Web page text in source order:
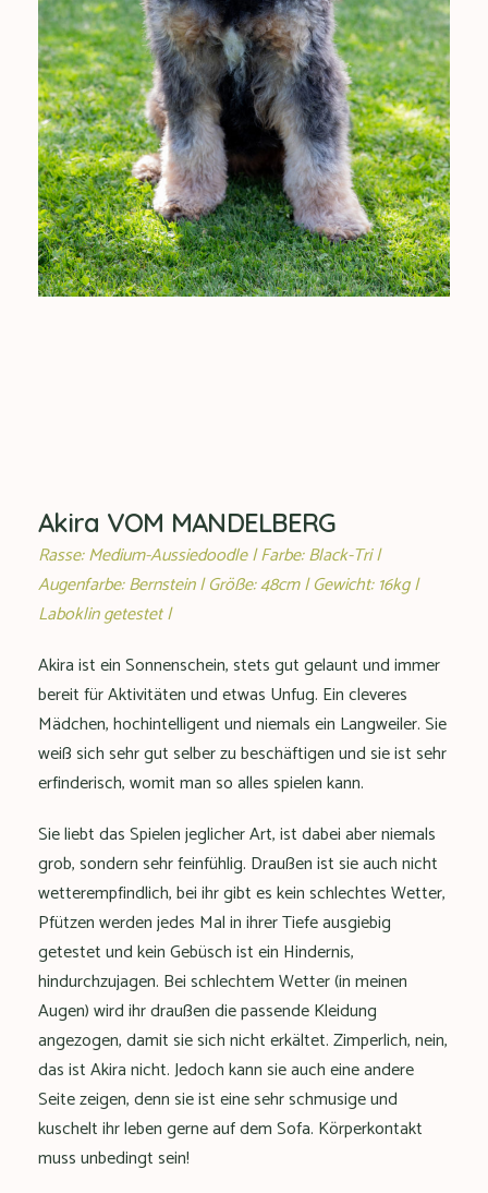
Akira VOM MANDELBERG
Rasse: Medium-Aussiedoodle | Farbe: Black-Tri |
Augenfarbe: Bernstein | Größe: 48cm | Gewicht: 16kg |
Laboklin getestet |
Akira ist ein Sonnenschein, stets gut gelaunt und immer
bereit für Aktivitäten und etwas Unfug. Ein cleveres
Mädchen, hochintelligent und niemals ein Langweiler. Sie
weiß sich sehr gut selber zu beschäftigen und sie ist sehr
erfinderisch, womit man so alles spielen kann.
Sie liebt das Spielen jeglicher Art, ist dabei aber niemals
grob, sondern sehr feinfühlig. Draußen ist sie auch nicht
wetterempfindlich, bei ihr gibt es kein schlechtes Wetter,
Pfützen werden jedes Mal in ihrer Tiefe ausgiebig
getestet und kein Gebüsch ist ein Hindernis,
hindurchzujagen. Bei schlechtem Wetter (in meinen
Augen) wird ihr draußen die passende Kleidung
angezogen, damit sie sich nicht erkältet. Zimperlich, nein,
das ist Akira nicht. Jedoch kann sie auch eine andere
Seite zeigen, denn sie ist eine sehr schmusige und
kuschelt ihr leben gerne auf dem Sofa. Körperkontakt
muss unbedingt sein!